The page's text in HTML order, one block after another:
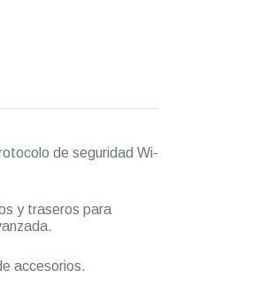
de seguridad Wi-
y traseros para
accesorios.